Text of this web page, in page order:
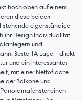
hoch oben auf einem
diese beiden
stehende eigenständige
ihr Design Individualität.
und
Beste 1A Lage - direkt
und ein interessantes
mit einer Nettofläche
der Balkone und
einen